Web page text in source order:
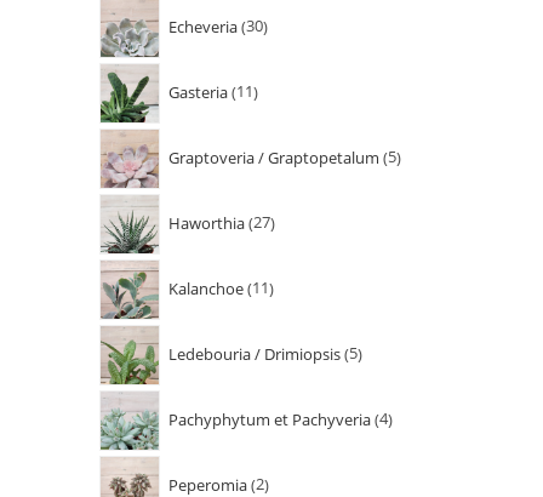
Echeveria 30
Gasteria 11
Graptoveria / Graptopetalum 5
Haworthia 27
Kalanchoe 11
Ledebouria / Drimiopsis 5
Pachyphytum et Pachyveria 4
Peperomia 2